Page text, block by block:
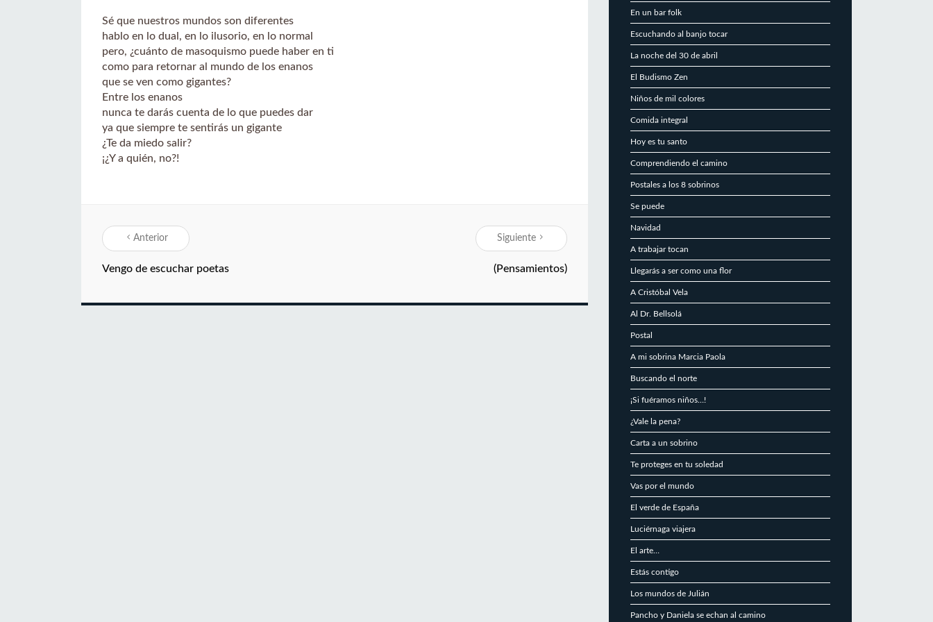
Sé que nuestros mundos son diferentes
hablo en lo dual, en lo ilusorio, en lo normal
pero, ¿cuánto de masoquismo puede haber en ti
como para retornar al mundo de los enanos
que se ven como gigantes?
Entre los enanos
nunca te darás cuenta de lo que puedes dar
ya que siempre te sentirás un gigante
¿Te da miedo salir?
¡¿Y a quién, no?!
Anterior
Vengo de escuchar poetas
Siguiente
(Pensamientos)
En un bar folk
Escuchando al banjo tocar
La noche del 30 de abril
El Budismo Zen
Niños de mil colores
Comida integral
Hoy es tu santo
Comprendiendo el camino
Postales a los 8 sobrinos
Se puede
Navidad
A trabajar tocan
Llegarás a ser como una flor
A Cristóbal Vela
Al Dr. Bellsolá
Postal
A mi sobrina Marcia Paola
Buscando el norte
¡Si fuéramos niños…!
¿Vale la pena?
Carta a un sobrino
Te proteges en tu soledad
Vas por el mundo
El verde de España
Luciérnaga viajera
El arte…
Estás contigo
Los mundos de Julián
Pancho y Daniela se echan al camino